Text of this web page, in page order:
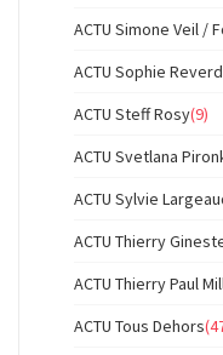
ACTU Simone Veil /
ACTU Sophie
ACTU Steff Rosy(9)
ACTU Svetlana
ACTU Sylvie
ACTU Thierry
ACTU Thierry Paul
ACTU Tous Dehors